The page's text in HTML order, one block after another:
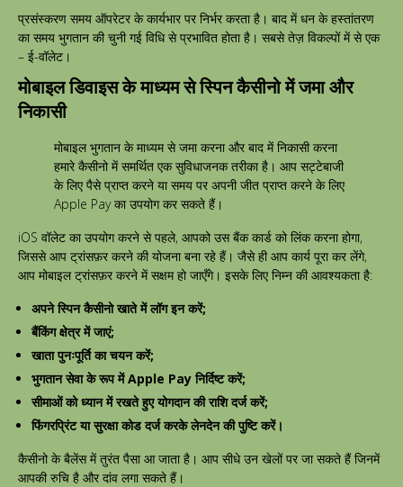
प्रसंस्करण समय ऑपरेटर के कार्यभार पर निर्भर करता है। बाद में धन के हस्तांतरण
का समय भुगतान की चुनी गई विधि से प्रभावित होता है। सबसे तेज़ विकल्पों में से एक
– ई-वॉलेट।
मोबाइल डिवाइस के माध्यम से स्पिन कैसीनो में जमा और
निकासी
मोबाइल भुगतान के माध्यम से जमा करना और बाद में निकासी करना
हमारे कैसीनो में समर्थित एक सुविधाजनक तरीका है। आप सट्टेबाजी
के लिए पैसे प्राप्त करने या समय पर अपनी जीत प्राप्त करने के लिए
Apple Pay का उपयोग कर सकते हैं।
iOS वॉलेट का उपयोग करने से पहले, आपको उस बैंक कार्ड को लिंक करना होगा,
जिससे आप ट्रांसफ़र करने की योजना बना रहे हैं। जैसे ही आप कार्य पूरा कर लेंगे,
आप मोबाइल ट्रांसफ़र करने में सक्षम हो जाएँगे। इसके लिए निम्न की आवश्यकता है:
अपने स्पिन कैसीनो खाते में लॉग इन करें;
बैंकिंग क्षेत्र में जाएं;
खाता पुनःपूर्ति का चयन करें;
भुगतान सेवा के रूप में Apple Pay निर्दिष्ट करें;
सीमाओं को ध्यान में रखते हुए योगदान की राशि दर्ज करें;
फिंगरप्रिंट या सुरक्षा कोड दर्ज करके लेनदेन की पुष्टि करें।
कैसीनो के बैलेंस में तुरंत पैसा आ जाता है। आप सीधे उन खेलों पर जा सकते हैं जिनमें
आपकी रुचि है और दांव लगा सकते हैं।